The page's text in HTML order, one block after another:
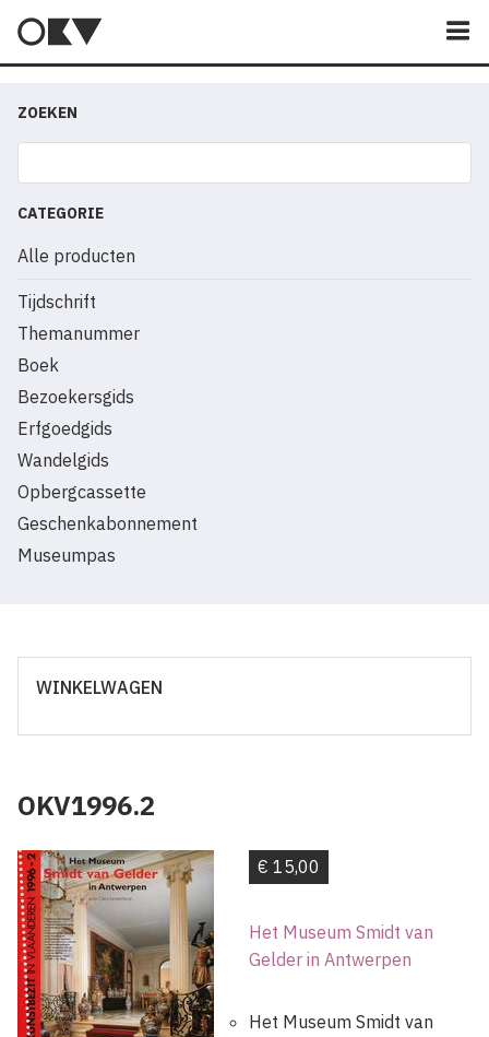
OKV1996.2
€ 15,00
Het Museum Smidt van
Gelder in Antwerpen
Het Museum Smidt van
ZOEKEN
CATEGORIE
Alle producten
Tijdschrift
Themanummer
Boek
Bezoekersgids
Erfgoedgids
Wandelgids
Opbergcassette
Geschenkabonnement
Museumpas
WINKELWAGEN